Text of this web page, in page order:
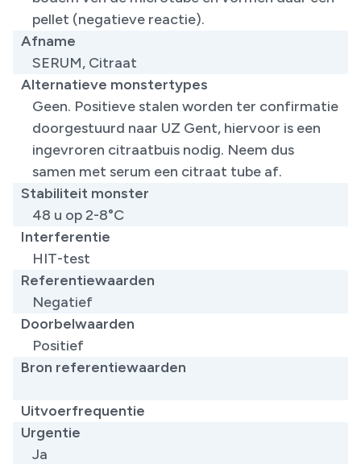
pellet (negatieve reactie).
Afname
SERUM, Citraat
Alternatieve monstertypes
Geen. Positieve stalen worden ter confirmatie
doorgestuurd naar UZ Gent, hiervoor is een
ingevroren citraatbuis nodig. Neem dus
samen met serum een citraat tube af.
Stabiliteit monster
48 u op 2-8°C
Interferentie
HIT-test
Referentiewaarden
Negatief
Doorbelwaarden
Positief
Bron referentiewaarden
Uitvoerfrequentie
Urgentie
Ja